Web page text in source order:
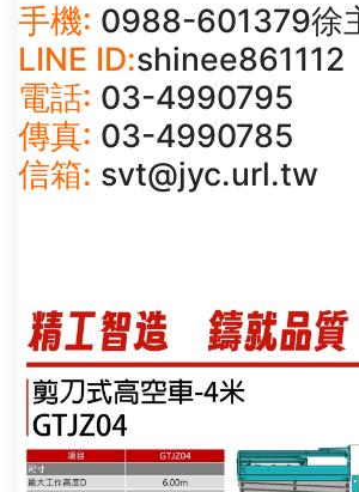
手機: 0988-601379徐
LINE ID:shinee861112
電話: 03-4990795
傳真: 03-4990785
信箱: svt@jyc.url.tw